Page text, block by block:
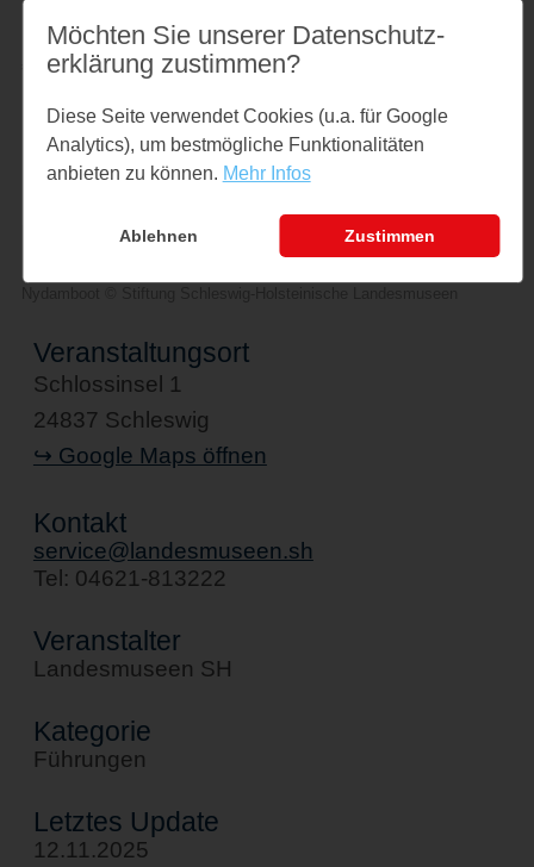
Preise
€ 4,- zzgl. Eintritt
Links
schloss-gottorf.de
Veranstaltungsort
Schlossinsel 1
24837 Schleswig
↪ Google Maps öffnen
Kontakt
service@landesmuseen.sh
Tel: 04621-813222
Veranstalter
Landesmuseen SH
Kategorie
Führungen
Letztes Update
12.11.2025
Möchten Sie unserer Datenschutz­
erklärung zustimmen?
Diese Seite verwendet Cookies (u.a. für Google
Analytics), um bestmögliche Funktionalitäten
anbieten zu können. Mehr Infos
Ablehnen Zustimmen